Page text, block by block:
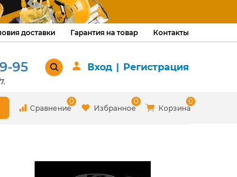
доставки Гарантия на товар Контакты
95 Вход | Регистрация
Сравнение
0
Избранное
0
Корзина
0